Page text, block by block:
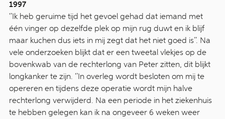
1997
‘’Ik heb geruime tijd het gevoel gehad dat iemand met
één vinger op dezelfde plek op mijn rug duwt en ik blijf
maar kuchen dus iets in mij zegt dat het niet goed is’’. Na
vele onderzoeken blijkt dat er een tweetal vlekjes op de
bovenkwab van de rechterlong van Peter zitten, dit blijkt
longkanker te zijn. ‘’In overleg wordt besloten om mij te
opereren en tijdens deze operatie wordt mijn halve
rechterlong verwijderd. Na een periode in het ziekenhuis
te hebben gelegen kan ik na ongeveer 6 weken weer